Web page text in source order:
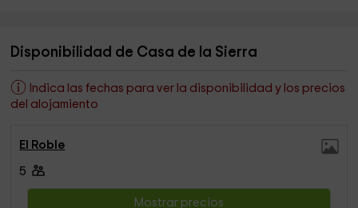
Disponibilidad de Casa de la Sierra
Indica las fechas para ver la disponibilidad y los precios
del alojamiento
El Roble
5
Mostrar precios